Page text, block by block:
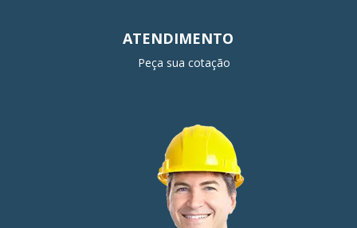
ATENDIMENTO
Peça sua cotação